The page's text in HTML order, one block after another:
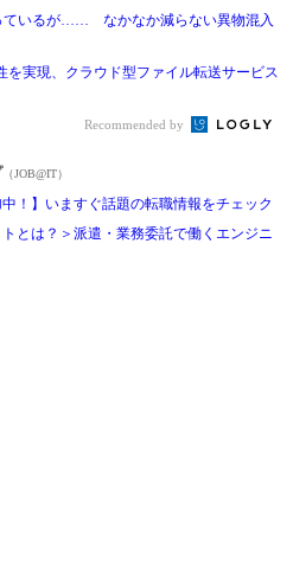
ているが…… なかなか減らない異物混入
を実現、クラウド型ファイル転送サービス
Recommended by
（JOB@IT）
！】いますぐ話題の転職情報をチェック
とは？＞派遣・業務委託で働くエンジニ